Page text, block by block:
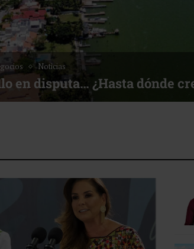
Noticias
en disputa… ¿Hasta dónde